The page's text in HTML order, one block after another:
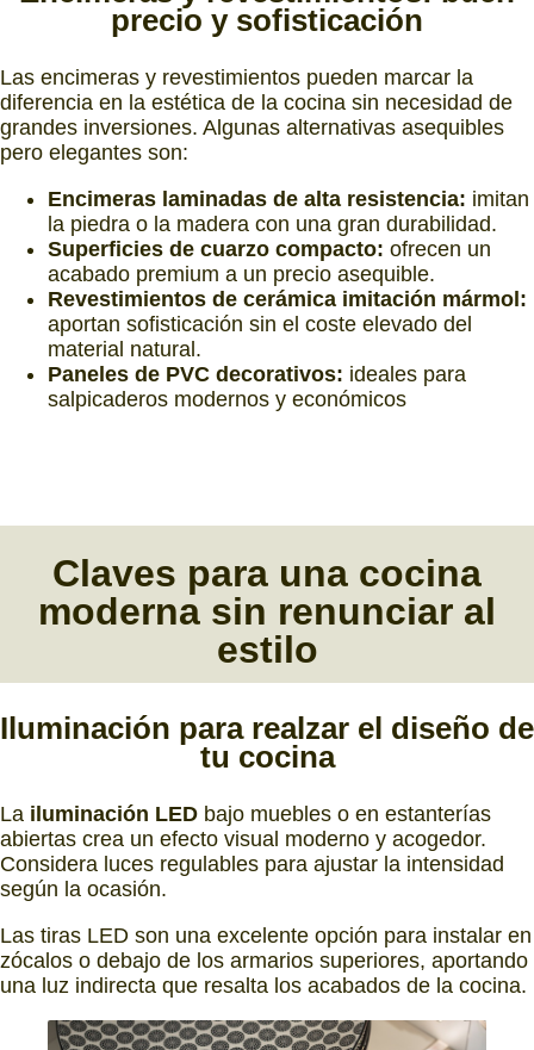
precio y sofisticación
Las encimeras y revestimientos pueden marcar la
diferencia en la estética de la cocina sin necesidad de
grandes inversiones. Algunas alternativas asequibles
pero elegantes son:
Encimeras laminadas de alta resistencia: imitan
la piedra o la madera con una gran durabilidad.
Superficies de cuarzo compacto: ofrecen un
acabado premium a un precio asequible.
Revestimientos de cerámica imitación mármol:
aportan sofisticación sin el coste elevado del
material natural.
Paneles de PVC decorativos: ideales para
salpicaderos modernos y económicos
Claves para una cocina
moderna sin renunciar al
estilo
Iluminación para realzar el diseño de
tu cocina
La iluminación LED bajo muebles o en estanterías
abiertas crea un efecto visual moderno y acogedor.
Considera luces regulables para ajustar la intensidad
según la ocasión.
Las tiras LED son una excelente opción para instalar en
zócalos o debajo de los armarios superiores, aportando
una luz indirecta que resalta los acabados de la cocina.